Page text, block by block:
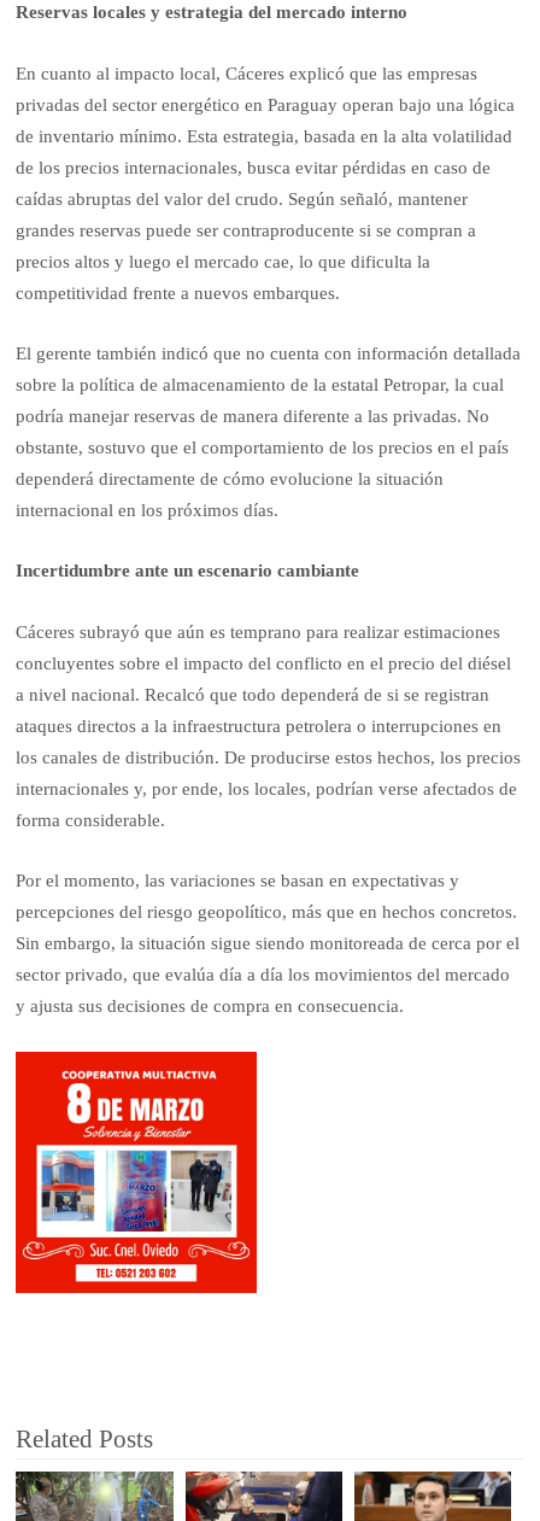
Reservas locales y estrategia del mercado interno
En cuanto al impacto local, Cáceres explicó que las empresas
privadas del sector energético en Paraguay operan bajo una lógica
de inventario mínimo. Esta estrategia, basada en la alta volatilidad
de los precios internacionales, busca evitar pérdidas en caso de
caídas abruptas del valor del crudo. Según señaló, mantener
grandes reservas puede ser contraproducente si se compran a
precios altos y luego el mercado cae, lo que dificulta la
competitividad frente a nuevos embarques.
El gerente también indicó que no cuenta con información detallada
sobre la política de almacenamiento de la estatal Petropar, la cual
podría manejar reservas de manera diferente a las privadas. No
obstante, sostuvo que el comportamiento de los precios en el país
dependerá directamente de cómo evolucione la situación
internacional en los próximos días.
Incertidumbre ante un escenario cambiante
Cáceres subrayó que aún es temprano para realizar estimaciones
concluyentes sobre el impacto del conflicto en el precio del diésel
a nivel nacional. Recalcó que todo dependerá de si se registran
ataques directos a la infraestructura petrolera o interrupciones en
los canales de distribución. De producirse estos hechos, los precios
internacionales y, por ende, los locales, podrían verse afectados de
forma considerable.
Por el momento, las variaciones se basan en expectativas y
percepciones del riesgo geopolítico, más que en hechos concretos.
Sin embargo, la situación sigue siendo monitoreada de cerca por el
sector privado, que evalúa día a día los movimientos del mercado
y ajusta sus decisiones de compra en consecuencia.
Related Posts